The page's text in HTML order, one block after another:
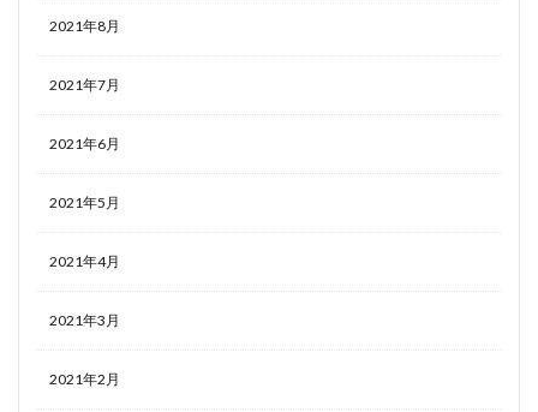
2021年8月
2021年7月
2021年6月
2021年5月
2021年4月
2021年3月
2021年2月